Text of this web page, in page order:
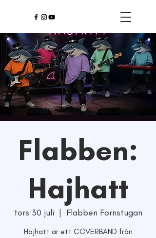
Flabben:
Hajhatt
tors 30 juli
  |
Flabben Fornstugan
Hajhatt är ett COVERBAND från